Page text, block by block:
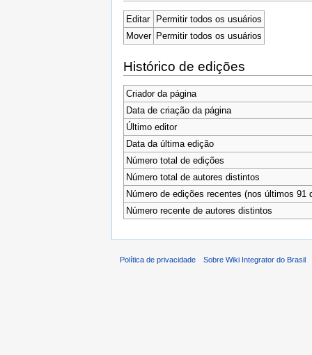
Editar
Permitir todos os usuários
Mover Permitir todos os usuários
Histórico de edições
Criador da página
Data de criação da página
Último editor
Data da última edição
Número total de edições
Número total de autores distintos
Número de edições recentes (nos últimos 91
Número recente de autores distintos
Política de privacidade Sobre Wiki Integrator do Brasil